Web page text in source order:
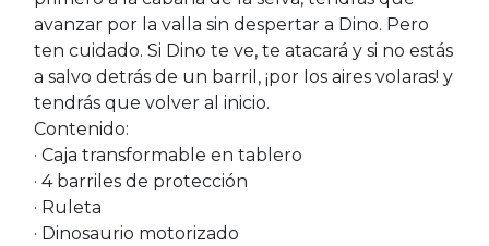
avanzar por la valla sin despertar a Dino. Pero
ten cuidado. Si Dino te ve, te atacará y si no estás
a salvo detrás de un barril, ¡por los aires volaras! y
tendrás que volver al inicio.
Contenido:
· Caja transformable en tablero
· 4 barriles de protección
· Ruleta
· Dinosaurio motorizado